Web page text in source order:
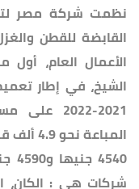
نظمت شركة مصر
القابضة للقطن
الأعمال العام،
الشيخ، في إطار
2021-
شركات هي : الكان،